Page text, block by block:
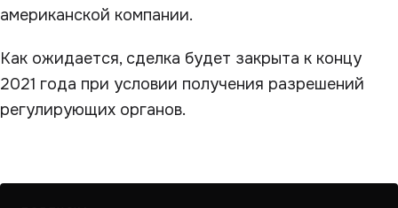
американской компании.
Как ожидается, сделка будет закрыта к концу
2021 года при условии получения разрешений
регулирующих органов.